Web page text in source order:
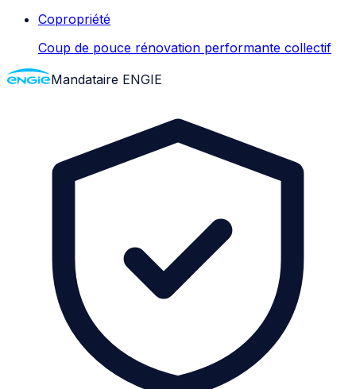
Copropriété
Coup de pouce rénovation performante collectif
Mandataire ENGIE